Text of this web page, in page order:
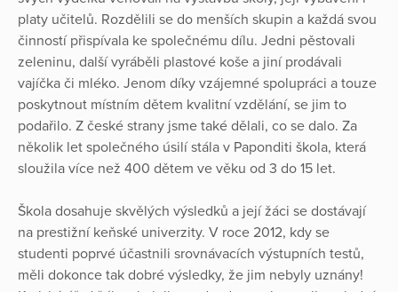
platy učitelů. Rozdělili se do menších skupin a každá svou
činností přispívala ke společnému dílu. Jedni pěstovali
zeleninu, další vyráběli plastové koše a jiní prodávali
vajíčka či mléko. Jenom díky vzájemné spolupráci a touze
poskytnout místním dětem kvalitní vzdělání, se jim to
podařilo. Z české strany jsme také dělali, co se dalo. Za
několik let společného úsilí stála v Paponditi škola, která
sloužila více než 400 dětem ve věku od 3 do 15 let.
Škola dosahuje skvělých výsledků a její žáci se dostávají
na prestižní keňské univerzity. V roce 2012, kdy se
studenti poprvé účastnili srovnávacích výstupních testů,
měli dokonce tak dobré výsledky, že jim nebyly uznány!